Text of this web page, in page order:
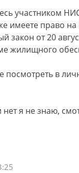
участником
имеете право
закон от 20
жилищного
посмотреть в
нет я не знаю,